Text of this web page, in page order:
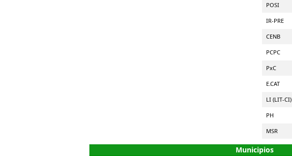
POSI
IR-PRE
CENB
PCPC
PxC
E.CAT
LI (LIT-CI)
PH
MSR
Municipios